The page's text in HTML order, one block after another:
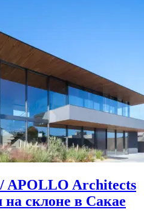
APOLLO Architects
склоне в Сакае